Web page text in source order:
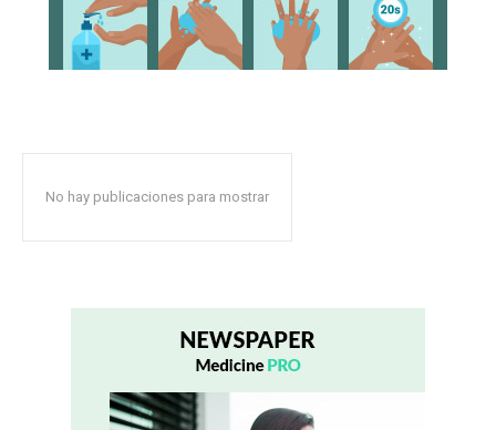
No hay publicaciones para mostrar